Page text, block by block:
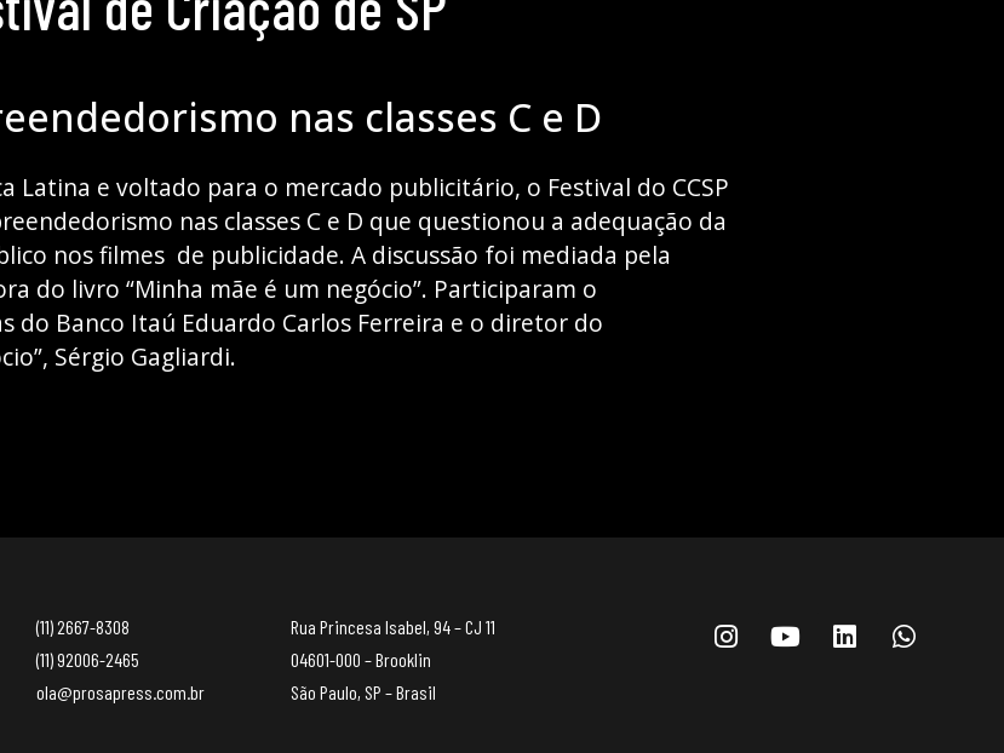
nas classes C e D
Latina e voltado para o mercado publicitário, o Festival do CCSP
nas classes C e D que questionou a adequação da
nos filmes de publicidade. A discussão foi mediada pela
do livro “Minha mãe é um negócio”. Participaram o
do Banco Itaú Eduardo Carlos Ferreira e o diretor do
Sérgio Gagliardi.
(11) 2667-8308
(11) 92006-2465
ola@prosapress.com.br
Rua Princesa Isabel, 94 – CJ 11
04601-000 – Brooklin
São Paulo, SP – Brasil